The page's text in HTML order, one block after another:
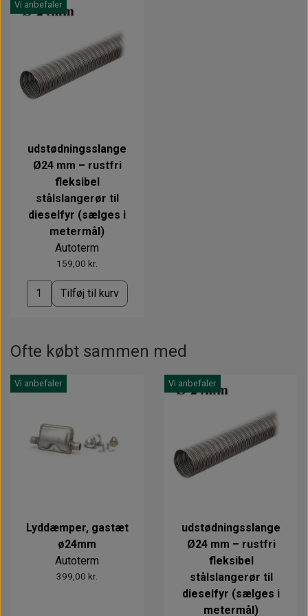
Vi anbefaler
udstødningsslange
Ø24 mm – rustfri
fleksibel
stålslangerør til
dieselfyr (sælges i
metermål)
Autoterm
159,00 kr.
Tilføj til kurv
Ofte købt sammen med
Vi anbefaler
Lyddæmper, gastæt
ø24mm
Autoterm
399,00 kr.
Vi anbefaler
udstødningsslange
Ø24 mm – rustfri
fleksibel
stålslangerør til
dieselfyr (sælges i
metermål)